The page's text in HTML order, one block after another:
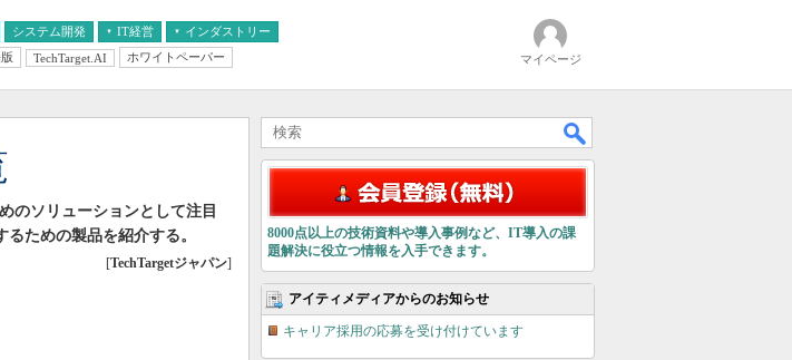
システム開発 IT経営 インダストリー
TechTarget.AI ホワイトペーパー マイページ
のソリューションとして注目
ための製品を紹介する。
[TechTargetジャパン]
8000点以上の技術資料や導入事例など、IT導入の課
題解決に役立つ情報を入手できます。
アイティメディアからのお知らせ
キャリア採用の応募を受け付けています